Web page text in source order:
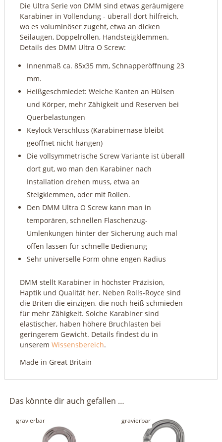
Die Ultra Serie von DMM sind etwas geräumigere
Karabiner in Vollendung - überall dort hilfreich,
wo es voluminöser zugeht, etwa an dicken
Seilaugen, Doppelrollen, Handsteigklemmen.
Details des DMM Ultra O Screw:
Innenmaß ca. 85x35 mm, Schnapperöffnung 23
mm.
Heißgeschmiedet: Weiche Kanten an Hülsen
und Körper, mehr Zähigkeit und Reserven bei
Querbelastungen
Keylock Verschluss (Karabinernase bleibt
geöffnet nicht hängen)
Die vollsymmetrische Screw Variante ist überall
dort gut, wo man den Karabiner nach
Installation drehen muss, etwa an
Steigklemmen, oder mit Rollen.
Den DMM Ultra O Screw kann man in
temporären, schnellen Flaschenzug-
Umlenkungen hinter der Sicherung auch mal
offen lassen für schnelle Bedienung
Sehr universelle Form ohne engen Radius
DMM stellt Karabiner in höchster Präzision,
Haptik und Qualität her. Neben Rolls-Royce sind
die Briten die einzigen, die noch heiß schmieden
für mehr Zähigkeit. Solche Karabiner sind
elastischer, haben höhere Bruchlasten bei
geringerem Gewicht. Details findest du in
unserem Wissensbereich.
Made in Great Britain
Das könnte dir auch gefallen …
gravierbar gravierbar